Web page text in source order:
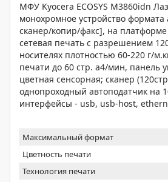
МФУ Kyocera ECOSYS M3860idn
монохромное устройство
сканер/копир/факс], на
сетевая печать с разрешением
носителях плотностью 60-220 г/
печати до 60 стр. а4/мин, панель
цветная сенсорная; сканер
однопроходный автоподатчик на
интерфейсы - usb, usb-host,
Максимальный формат
Цветность печати
Технология печати